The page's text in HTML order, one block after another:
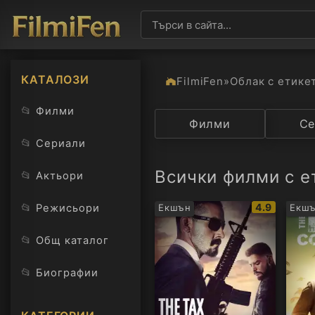
КАТАЛОЗИ
📂 Филми
📂 Сериали
📂 Актьори
📂 Режисьори
📂 Общ каталог
📂 Биографии
FilmiFen»Облак с
Категория
Филми
Всички филми с
Екшън
IMDb
рейтинг:
4.9